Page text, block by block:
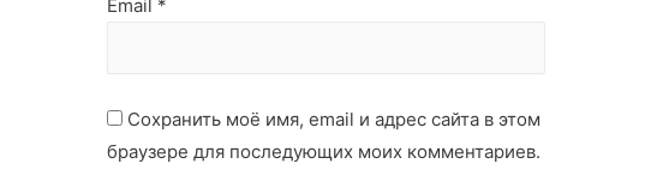
Email *
Сохранить моё имя, email и адрес сайта в этом
браузере для последующих моих комментариев.